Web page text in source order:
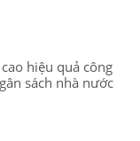
hiệu quả công
sách nhà nước